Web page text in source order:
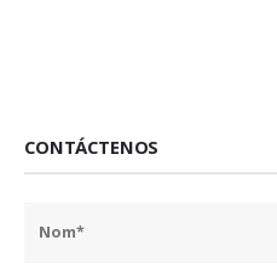
CONTÁCTENOS